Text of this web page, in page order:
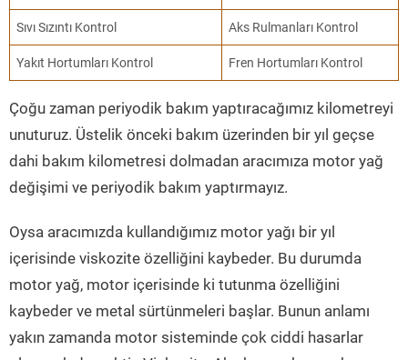
Sıvı Sızıntı Kontrol Aks Rulmanları Kontrol
Yakıt Hortumları Kontrol Fren Hortumları Kontrol
Çoğu zaman periyodik bakım yaptıracağımız kilometreyi
unuturuz. Üstelik önceki bakım üzerinden bir yıl geçse
dahi bakım kilometresi dolmadan aracımıza motor yağ
değişimi ve periyodik bakım yaptırmayız.
Oysa aracımızda kullandığımız motor yağı bir yıl
içerisinde viskozite özelliğini kaybeder. Bu durumda
motor yağ, motor içerisinde ki tutunma özelliğini
kaybeder ve metal sürtünmeleri başlar. Bunun anlamı
yakın zamanda motor sisteminde çok ciddi hasarlar